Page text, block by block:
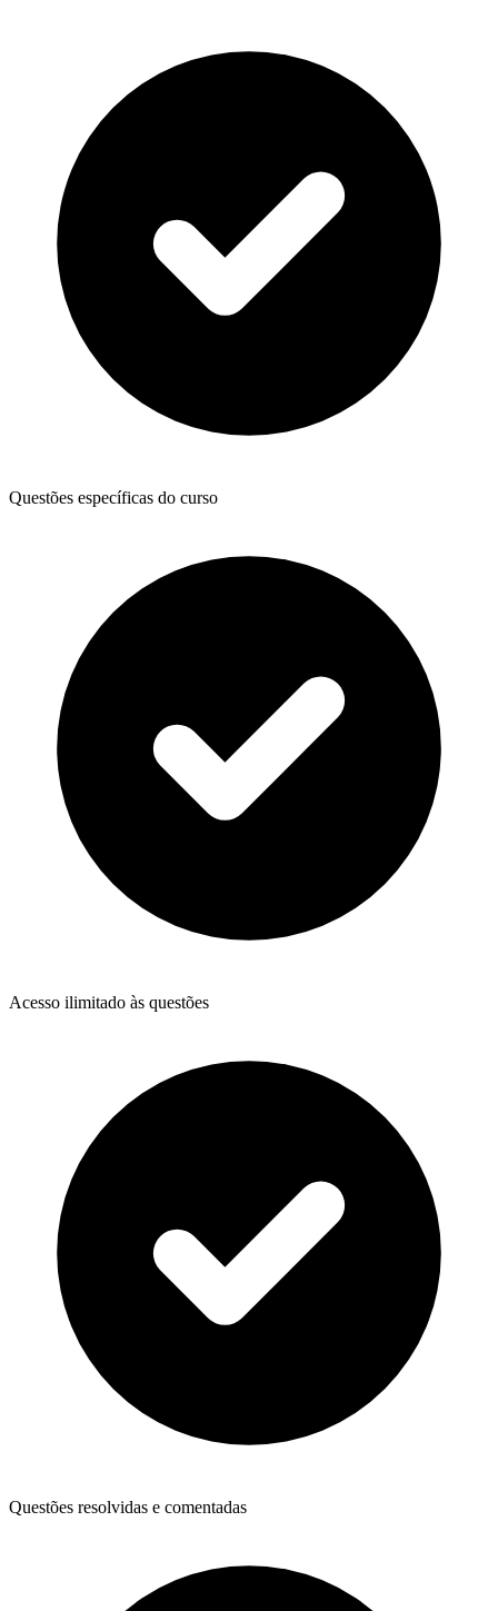
Questões específicas do curso
Acesso ilimitado às questões
Questões resolvidas e comentadas